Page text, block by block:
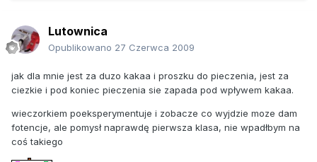
Lutownica
Opublikowano 27 Czerwca 2009
jak dla mnie jest za duzo kakaa i proszku do pieczenia, jest za
ciezkie i pod koniec pieczenia sie zapada pod wpływem kakaa.
wieczorkiem poeksperymentuje i zobacze co wyjdzie moze dam
fotencje, ale pomysł naprawdę pierwsza klasa, nie wpadłbym na
coś takiego